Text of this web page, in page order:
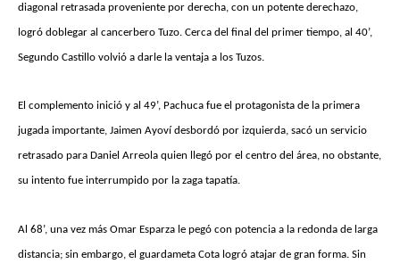
diagonal retrasada proveniente por derecha, con un potente derechazo,
logró doblegar al cancerbero Tuzo. Cerca del final del primer tiempo, al 40’,
Segundo Castillo volvió a darle la ventaja a los Tuzos.
El complemento inició y al 49’, Pachuca fue el protagonista de la primera
jugada importante, Jaimen Ayoví desbordó por izquierda, sacó un servicio
retrasado para Daniel Arreola quien llegó por el centro del área, no obstante,
su intento fue interrumpido por la zaga tapatía.
Al 68’, una vez más Omar Esparza le pegó con potencia a la redonda de larga
distancia; sin embargo, el guardameta Cota logró atajar de gran forma. Sin